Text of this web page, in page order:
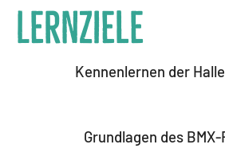
Lernziele
Kennenlernen der
Grundlagen des